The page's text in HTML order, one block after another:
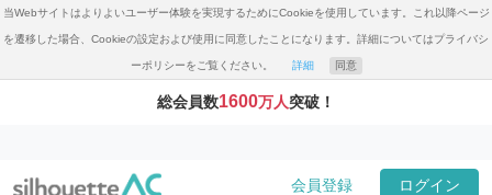
当Webサイトはよりよいユーザー体験を実現するためにCookieを使用しています。これ以降ページ
を遷移した場合、Cookieの設定および使用に同意したことになります。詳細についてはプライバシ
ーポリシーをご覧ください。 詳細 同意
総会員数1600万人突破！
会員登録 ログイン